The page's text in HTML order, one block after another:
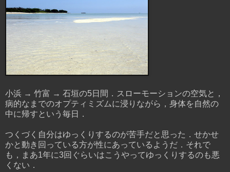
小浜 → 竹富 → 石垣の5日間．スローモーションの空気と，
病的なまでのオプティミズムに浸りながら，身体を自然の
中に帰すという毎日．
つくづく自分はゆっくりするのが苦手だと思った．せかせ
かと動き回っている方が性にあっているようだ．それで
も，まあ1年に3回ぐらいはこうやってゆっくりするのも悪
くない．